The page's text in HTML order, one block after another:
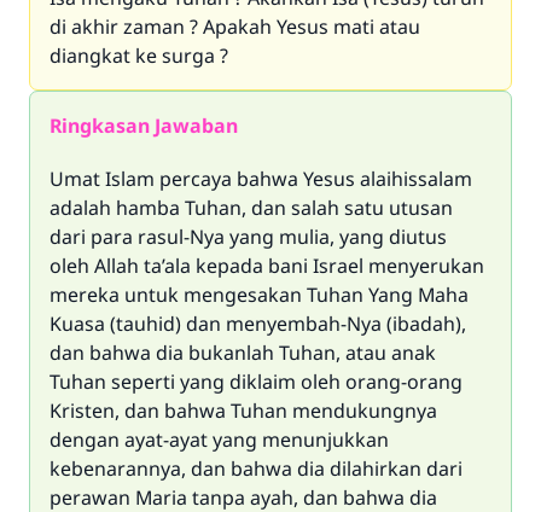
di akhir zaman ? Apakah Yesus mati atau
diangkat ke surga ?
Ringkasan Jawaban
Umat Islam percaya bahwa Yesus alaihissalam
adalah hamba Tuhan, dan salah satu utusan
dari para rasul-Nya yang mulia, yang diutus
oleh Allah ta’ala kepada bani Israel menyerukan
mereka untuk mengesakan Tuhan Yang Maha
Kuasa (tauhid) dan menyembah-Nya (ibadah),
dan bahwa dia bukanlah Tuhan, atau anak
Tuhan seperti yang diklaim oleh orang-orang
Kristen, dan bahwa Tuhan mendukungnya
dengan ayat-ayat yang menunjukkan
kebenarannya, dan bahwa dia dilahirkan dari
perawan Maria tanpa ayah, dan bahwa dia